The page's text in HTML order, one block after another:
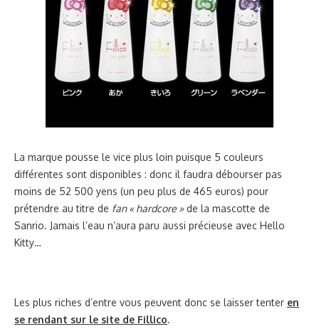
La marque pousse le vice plus loin puisque 5 couleurs
différentes sont disponibles : donc il faudra débourser pas
moins de 52 500 yens (un peu plus de 465 euros) pour
prétendre au titre de fan « hardcore » de la mascotte de
Sanrio. Jamais l’eau n’aura paru aussi précieuse avec Hello
Kitty…
Les plus riches d’entre vous peuvent donc se laisser tenter en
se rendant sur le site de Fillico.